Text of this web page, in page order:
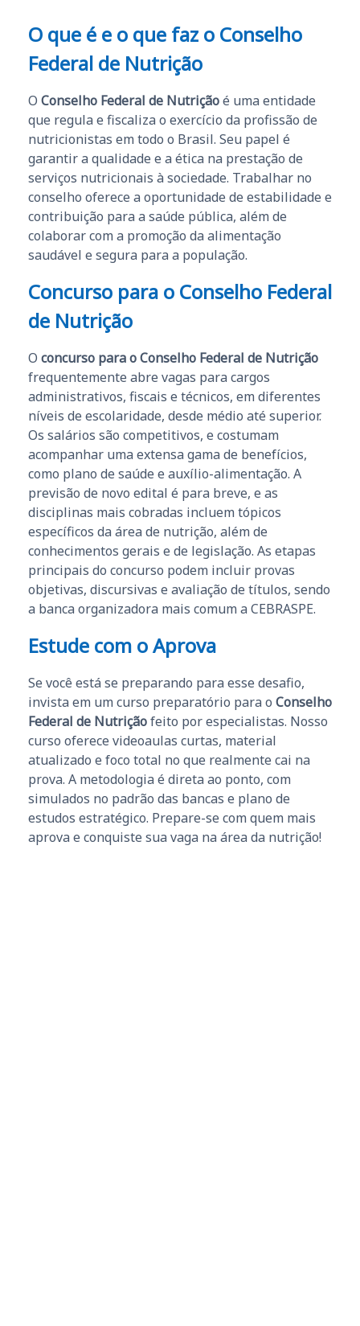
O que é e o que faz o Conselho
Federal de Nutrição
O Conselho Federal de Nutriçãoé uma entidade
que regula e fiscaliza o exercício da profissão de
nutricionistas em todo o Brasil. Seu papel é
garantir a qualidade e a ética na prestação de
serviços nutricionais à sociedade. Trabalhar no
conselho oferece a oportunidade de estabilidade e
contribuição para a saúde pública, além de
colaborar com a promoção da alimentação
saudável e segura para a população.
Concurso para o Conselho Federal
de Nutrição
O concurso para o Conselho Federal de Nutrição
frequentemente abre vagas para cargos
administrativos, fiscais e técnicos, em diferentes
níveis de escolaridade, desde médio até superior.
Os salários são competitivos, e costumam
acompanhar uma extensa gama de benefícios,
como plano de saúde e auxílio-alimentação. A
previsão de novo edital é para breve, e as
disciplinas mais cobradas incluem tópicos
específicos da área de nutrição, além de
conhecimentos gerais e de legislação. As etapas
principais do concurso podem incluir provas
objetivas, discursivas e avaliação de títulos, sendo
a banca organizadora mais comum a CEBRASPE.
Estude com o Aprova
Se você está se preparando para esse desafio,
invista em um curso preparatório para o Conselho
Federal de Nutriçãofeito por especialistas. Nosso
curso oferece videoaulas curtas, material
atualizado e foco total no que realmente cai na
prova. A metodologia é direta ao ponto, com
simulados no padrão das bancas e plano de
estudos estratégico. Prepare-se com quem mais
aprova e conquiste sua vaga na área da nutrição!